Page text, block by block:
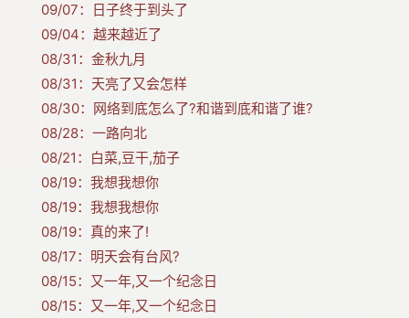
09/07：
日子终于到头了
09/04： 越来越近了
08/31： 金秋九月
08/31： 天亮了又会怎样
08/30： 网络到底怎么了?和谐到底和谐了谁?
08/28： 一路向北
08/21：
白菜,豆干,茄子
08/19： 我想我想你
08/19： 我想我想你
08/19： 真的来了!
08/17： 明天会有台风?
08/15： 又一年,又一个纪念日
08/15： 又一年,又一个纪念日